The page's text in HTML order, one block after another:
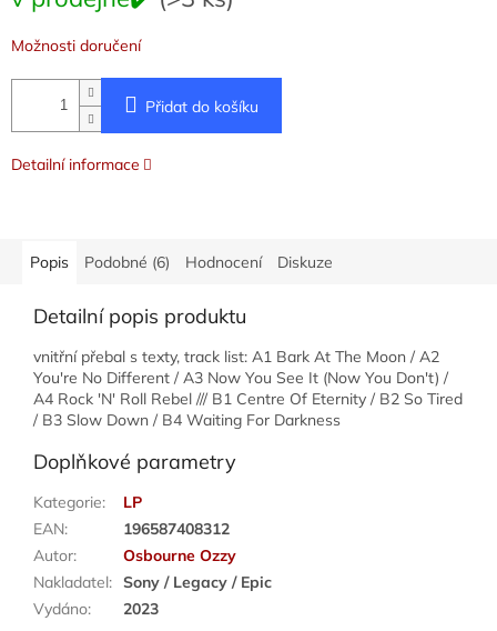
Možnosti doručení
Přidat do košíku
Detailní informace
Popis Podobné (6) Hodnocení Diskuze
Detailní popis produktu
vnitřní přebal s texty, track list: A1 Bark At The Moon / A2
You're No Different / A3 Now You See It (Now You Don't) /
A4 Rock 'N' Roll Rebel /// B1 Centre Of Eternity / B2 So Tired
/ B3 Slow Down / B4 Waiting For Darkness
Doplňkové parametry
Kategorie:
LP
EAN:
196587408312
Autor:
Osbourne Ozzy
Nakladatel: Sony / Legacy / Epic
Vydáno: 2023